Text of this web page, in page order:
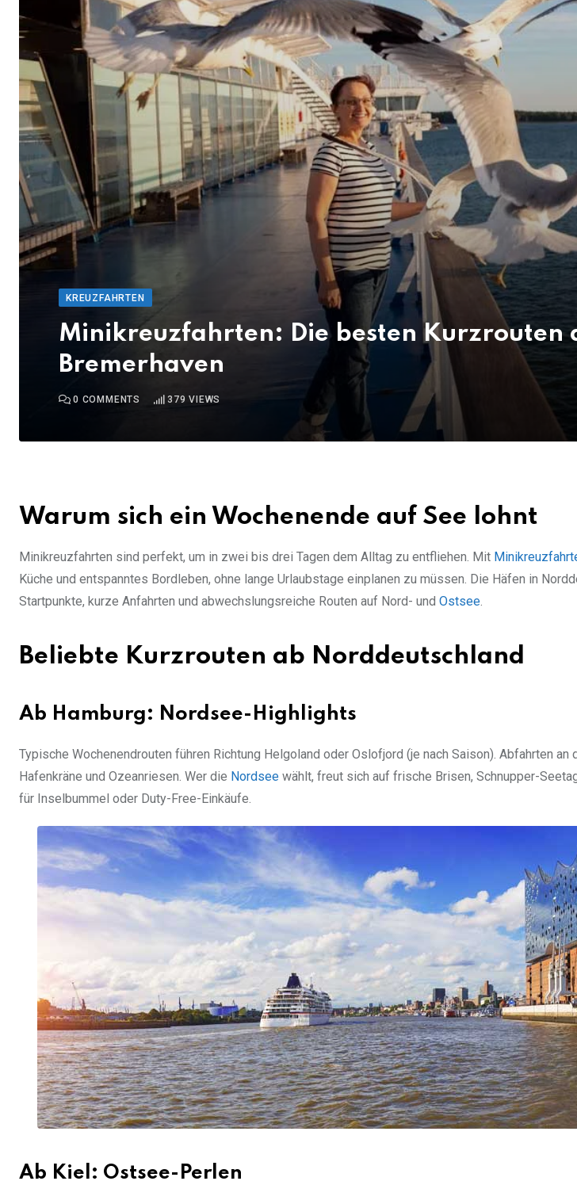
KREUZFAHRTEN
Minikreuzfahrten: Die besten Kurzrouten
Bremerhaven
0 COMMENTS 379 VIEWS
Warum sich ein Wochenende auf See lohnt
Minikreuzfahrten sind perfekt, um in zwei bis drei Tagen dem Alltag zu entfliehen. Mit
Küche und entspanntes Bordleben, ohne lange Urlaubstage einplanen zu müssen. Die Häfen in
Startpunkte, kurze Anfahrten und abwechslungsreiche Routen auf Nord- und Ostsee
Beliebte Kurzrouten ab Norddeutschland
Ab Hamburg: Nordsee-Highlights
Typische Wochenendrouten führen Richtung Helgoland oder Oslofjord (je nach Saison). Abfahrten an
Hafenkräne und Ozeanriesen. Wer die Nordsee wählt, freut sich auf frische Brisen, Schnupper-
für Inselbummel oder Duty-Free-Einkäufe.
Ab Kiel: Ostsee-Perlen